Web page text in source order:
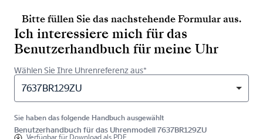
Bitte füllen Sie das nachstehende Formular aus.
Ich interessiere mich für das
Benutzerhandbuch für meine Uhr
Wählen Sie Ihre Uhrenreferenz aus*
7637BR129ZU
Sie haben das folgende Handbuch ausgewählt
Benutzerhandbuch für das Uhrenmodell 7637BR129ZU